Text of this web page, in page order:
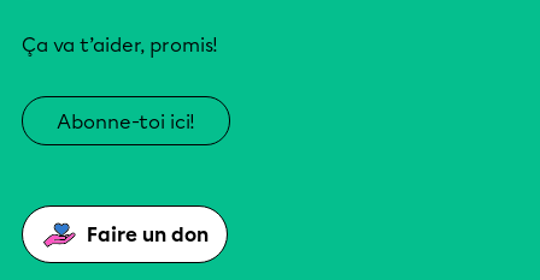
Ça va t’aider, promis!
Abonne-toi ici!
Faire un don